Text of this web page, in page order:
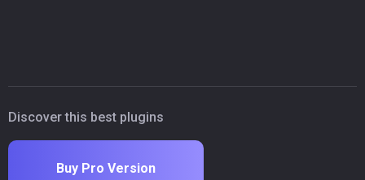
Discover this best plugins
Buy Pro Version